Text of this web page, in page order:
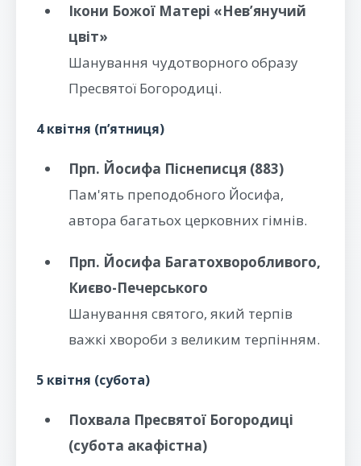
Ікони Божої Матері «Нев’янучий
цвіт»
Шанування чудотворного образу
Пресвятої Богородиці.
4 квітня (п’ятниця)
Прп. Йосифа Піснеписця (883)
Пам'ять преподобного Йосифа,
автора багатьох церковних гімнів.
Прп. Йосифа Багатохворобливого,
Києво-Печерського
Шанування святого, який терпів
важкі хвороби з великим терпінням.
5 квітня (субота)
Похвала Пресвятої Богородиці
(субота акафістна)